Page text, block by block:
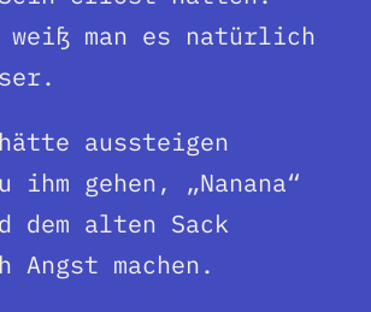
man es natürlich
hätte aussteigen
gehen, „Nanana“
dem alten Sack
machen.